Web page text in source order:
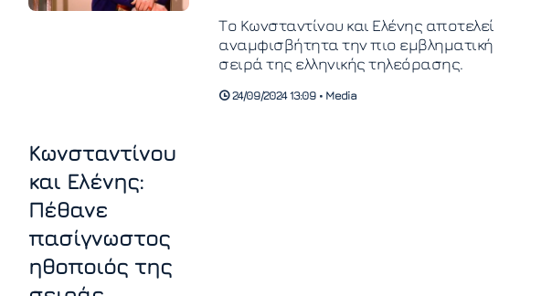
Το Κωνσταντίνου και Ελένης αποτελεί
αναμφισβήτητα την πιο εμβληματική
σειρά της ελληνικής τηλεόρασης.
24/09/2024 13:09 • Media
Κωνσταντίνου
και Ελένης:
Πέθανε
πασίγνωστος
ηθοποιός της